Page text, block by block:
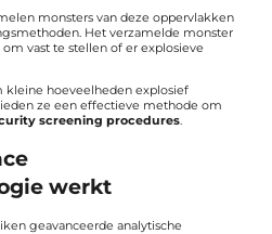
monsters van deze oppervlakken
Het verzamelde monster
vast te stellen of er explosieve
kleine hoeveelheden explosief
ze een effectieve methode om
screening procedures.
werkt
geavanceerde analytische